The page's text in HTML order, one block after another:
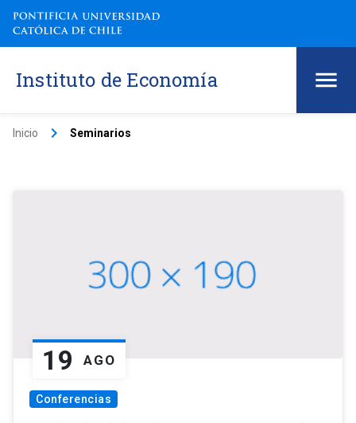
Instituto de Economía
Inicio keyboard_arrow_right Seminarios
19 AGO
Conferencias